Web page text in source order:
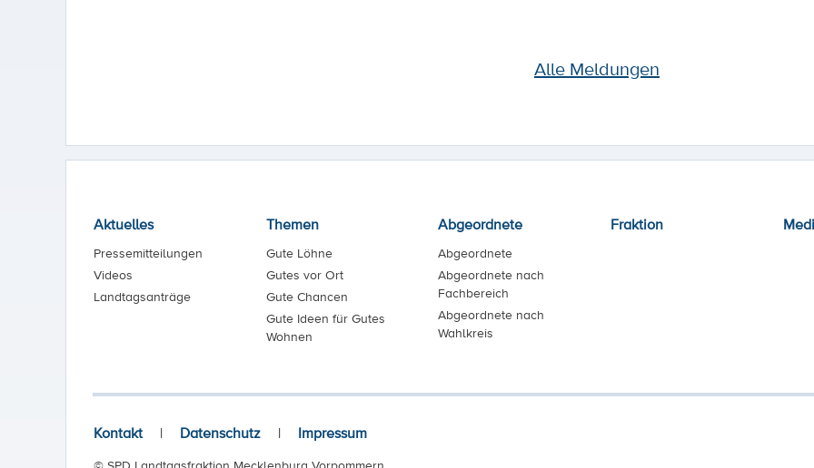
Alle Meldungen
Aktuelles
Pressemitteilungen
Videos
Landtagsanträge
Themen
Gute Löhne
Gutes vor Ort
Gute Chancen
Gute Ideen für Gutes
Wohnen
Abgeordnete
Abgeordnete
Abgeordnete nach
Fachbereich
Abgeordnete nach
Wahlkreis
Fraktion
Kontakt | Datenschutz | Impressum